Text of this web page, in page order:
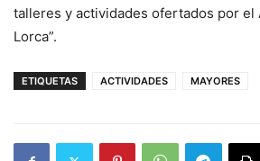
talleres y actividades ofertados por el
Lorca”.
ETIQUETAS ACTIVIDADES MAYORES